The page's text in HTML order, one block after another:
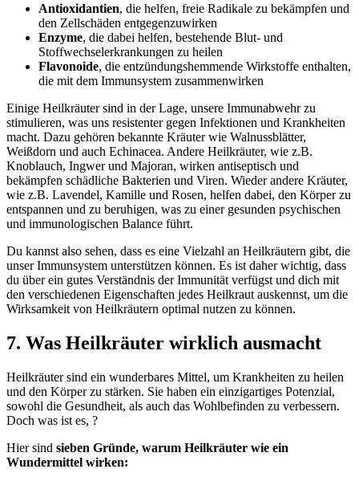
Antioxidantien, die helfen, freie Radikale zu bekämpfen und
den Zellschäden entgegenzuwirken
Enzyme, die dabei helfen, bestehende Blut- und
Stoffwechselerkrankungen zu heilen
Flavonoide, die entzündungshemmende Wirkstoffe enthalten,
die mit dem Immunsystem zusammenwirken
Einige Heilkräuter sind in der Lage, unsere Immunabwehr zu
stimulieren, was uns resistenter gegen Infektionen und Krankheiten
macht. Dazu gehören bekannte Kräuter wie Walnussblätter,
Weißdorn und auch Echinacea. Andere Heilkräuter, wie z.B.
Knoblauch, Ingwer und Majoran, wirken antiseptisch und
bekämpfen schädliche Bakterien und Viren. Wieder andere Kräuter,
wie z.B. Lavendel, Kamille und Rosen, helfen dabei, den Körper zu
entspannen und zu beruhigen, was zu einer gesunden psychischen
und immunologischen Balance führt.
Du kannst also sehen, dass es eine Vielzahl an Heilkräutern gibt, die
unser Immunsystem unterstützen können. Es ist daher wichtig, dass
du über ein gutes Verständnis der Immunität verfügst und dich mit
den verschiedenen Eigenschaften jedes Heilkraut auskennst, um die
Wirksamkeit von Heilkräutern optimal nutzen zu können.
7. Was Heilkräuter wirklich ausmacht
Heilkräuter sind ein wunderbares Mittel, um Krankheiten zu heilen
und den Körper zu stärken. Sie haben ein einzigartiges Potenzial,
sowohl die Gesundheit, als auch das Wohlbefinden zu verbessern.
Doch was ist es, ?
Hier sind sieben Gründe, warum Heilkräuter wie ein
Wundermittel wirken: